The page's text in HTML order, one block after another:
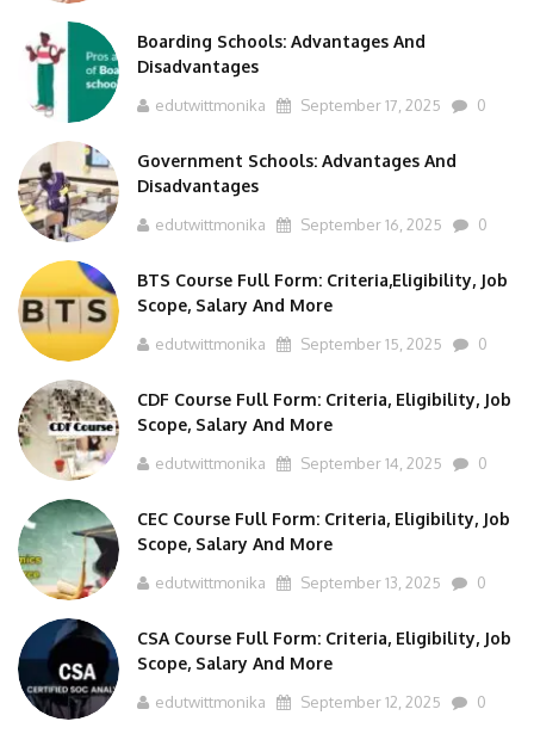
Boarding Schools: Advantages And
Disadvantages
edutwittmonika September 17, 2025 0
Government Schools: Advantages And
Disadvantages
edutwittmonika September 16, 2025 0
BTS Course Full Form: Criteria,Eligibility, Job
Scope, Salary And More
edutwittmonika September 15, 2025 0
CDF Course Full Form: Criteria, Eligibility, Job
Scope, Salary And More
edutwittmonika September 14, 2025 0
CEC Course Full Form: Criteria, Eligibility, Job
Scope, Salary And More
edutwittmonika September 13, 2025 0
CSA Course Full Form: Criteria, Eligibility, Job
Scope, Salary And More
edutwittmonika September 12, 2025 0